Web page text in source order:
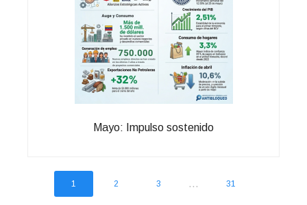
Mayo: Impulso sostenido
1 2 3 ... 31